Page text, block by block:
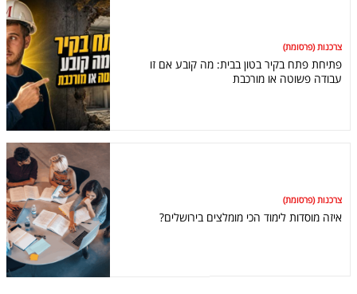
צרכנות (פרסומת)
פתיחת פתח בקיר בטון בבית: מה קובע אם זו
עבודה פשוטה או מורכבת
צרכנות (פרסומת)
איזה מוסדות לימוד הכי מומלצים בירושלים?